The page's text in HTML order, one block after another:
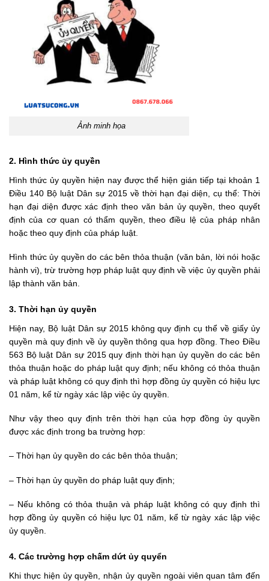
Ảnh minh họa
2. Hình thức ủy quyền
Hình thức ủy quyền hiện nay được thể hiện gián tiếp tại khoản 1
Điều 140 Bộ luật Dân sự 2015 về thời hạn đại diện, cụ thể: Thời
hạn đại diện được xác định theo văn bản ủy quyền, theo quyết
định của cơ quan có thẩm quyền, theo điều lệ của pháp nhân
hoặc theo quy định của pháp luật.
Hình thức ủy quyền do các bên thỏa thuận (văn bản, lời nói hoặc
hành vi), trừ trường hợp pháp luật quy định về việc ủy quyền phải
lập thành văn bản.
3. Thời hạn ủy quyền
Hiện nay, Bộ luật Dân sự 2015không quy định cụ thể về giấy ủy
quyền mà quy định về ủy quyền thông qua hợp đồng. Theo Điều
563 Bộ luật Dân sự 2015quy định thời hạn ủy quyền do các bên
thỏa thuận hoặc do pháp luật quy định; nếu không có thỏa thuận
và pháp luật không có quy định thì hợp đồng ủy quyền có hiệu lực
01 năm, kể từ ngày xác lập việc ủy quyền.
Như vậy theo quy định trên thời hạn của hợp đồng ủy quyền
được xác định trong ba trường hợp:
– Thời hạn ủy quyền do các bên thỏa thuận;
– Thời hạn ủy quyền do pháp luật quy định;
– Nếu không có thỏa thuận và pháp luật không có quy định thì
hợp đồng ủy quyền có hiệu lực 01 năm, kể từ ngày xác lập việc
ủy quyền.
4. Các trường hợp chấm dứt ủy quyển
Khi thực hiện ủy quyền, nhận ủy quyền ngoài viên quan tâm đến